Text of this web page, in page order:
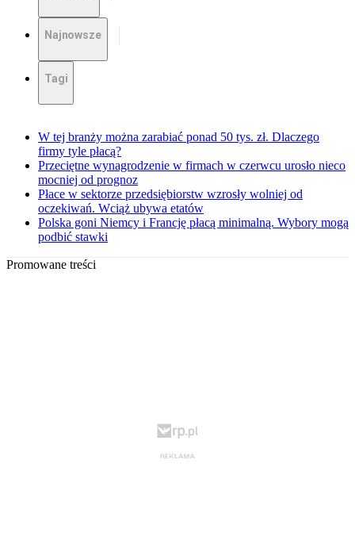
Najnowsze
Tagi
W tej branży można zarabiać ponad 50 tys. zł. Dlaczego
firmy tyle płacą?
Przeciętne wynagrodzenie w firmach w czerwcu urosło nieco
mocniej od prognoz
Płace w sektorze przedsiębiorstw wzrosły wolniej od
oczekiwań. Wciąż ubywa etatów
Polska goni Niemcy i Francję płacą minimalną. Wybory mogą
podbić stawki
Promowane treści